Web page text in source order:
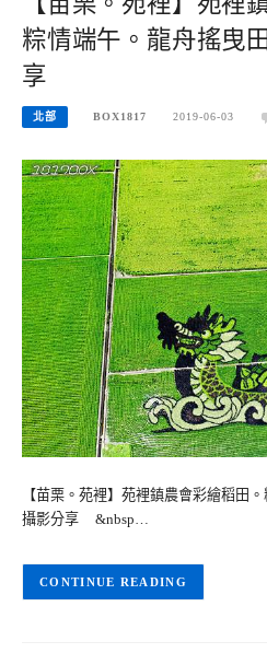
粽情端午。龍舟搖曳
享
北部 BOX1817 2019-06-03
【苗栗。苑裡】苑裡鎮農會彩繪稻田
攝影分享 &nbsp…
CONTINUE READING